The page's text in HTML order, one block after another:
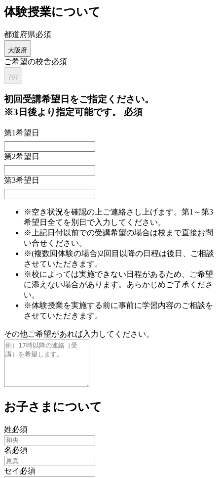
体験授業について
都道府県必須
大阪府
ご希望の校舎必須
797
初回受講希望日をご指定ください。
※3日後より指定可能です。 必須
第1希望日
第2希望日
第3希望日
※空き状況を確認の上ご連絡さし上げます。第1～第3
希望日全てを別日で入力してください。
※上記日付以前での受講希望の場合は校まで直接お問
い合せください。
※(複数回体験の場合)2回目以降の日程は後日、ご相談
させていただきます。
※校によっては実施できない日程があるため、ご希望
に添えない場合があります。あらかじめご了承くださ
い。
※体験授業を実施する前に事前に学習内容のご相談を
させていただきます。
その他ご希望があれば入力してください。
お子さまについて
姓必須
名必須
セイ 必須